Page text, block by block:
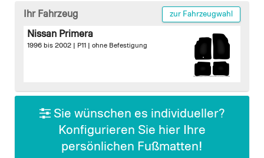
beginning
gallery
Ihr Fahrzeug zur Fahrzeugwahl
Nissan Primera
1996 bis 2002 | P11 | ohne Befestigung
Sie wünschen es individueller?
Konfigurieren Sie hier Ihre
persönlichen Fußmatten!